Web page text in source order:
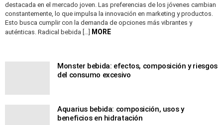
destacada en el mercado joven. Las preferencias de los jóvenes cambian
constantemente, lo que impulsa la innovación en marketing y productos.
Esto busca cumplir con la demanda de opciones más vibrantes y
auténticas. Radical bebida […] MORE
Monster bebida: efectos, composición y riesgos
del consumo excesivo
Aquarius bebida: composición, usos y
beneficios en hidratación